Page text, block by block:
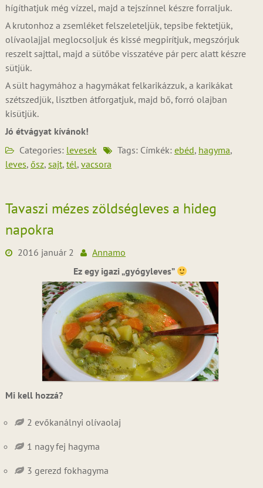
hígíthatjuk még vízzel, majd a tejszínnel készre forraljuk.
A krutonhoz a zsemléket felszeleteljük, tepsibe fektetjük,
olívaolajjal meglocsoljuk és kissé megpirítjuk, megszórjuk
reszelt sajttal, majd a sütőbe visszatéve pár perc alatt készre
sütjük.
A sült hagymához a hagymákat felkarikázzuk, a karikákat
szétszedjük, lisztben átforgatjuk, majd bő, forró olajban
kisütjük.
Jó étvágyat kívánok!
Categories: levesek Tags: Címkék: ebéd, hagyma,
leves, ősz, sajt, tél, vacsora
Tavaszi mézes zöldségleves a hideg
napokra
2016 január 2
Annamo
Ez egy igazi „gyógyleves”
Mi kell hozzá?
2 evőkanálnyi olívaolaj
1 nagy fej hagyma
3 gerezd fokhagyma